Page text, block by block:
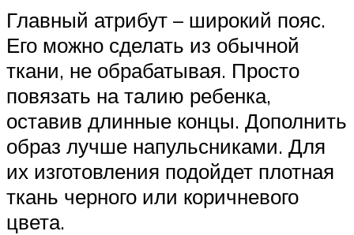
Главный атрибут – широкий пояс.
Его можно сделать из обычной
ткани, не обрабатывая. Просто
повязать на талию ребенка,
оставив длинные концы. Дополнить
образ лучше напульсниками. Для
их изготовления подойдет плотная
ткань черного или коричневого
цвета.